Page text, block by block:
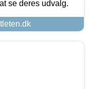
se deres udvalg.